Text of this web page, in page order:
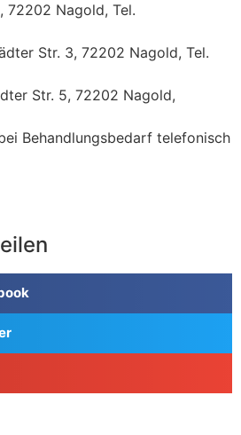
72202 Nagold, Tel.
Str. 3, 72202 Nagold, Tel.
Str. 5, 72202 Nagold,
Behandlungsbedarf telefonisch